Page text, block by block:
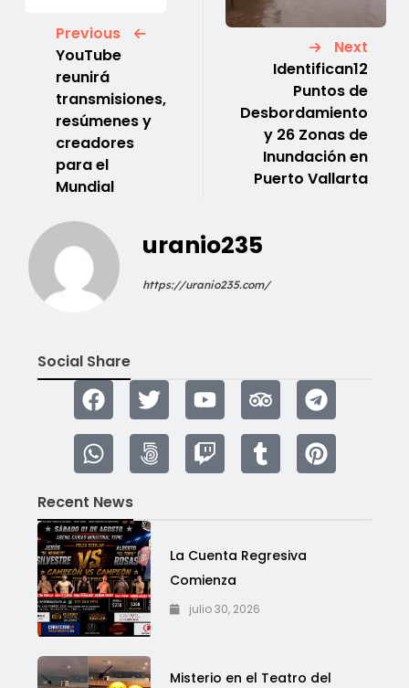
Previous
YouTube
reunirá
transmisiones,
resúmenes y
creadores
para el
Mundial
Next
Identifican12
Puntos de
Desbordamiento
y 26 Zonas de
Inundación en
Puerto Vallarta
uranio235
https://uranio235.com/
Social Share
Recent News
La Cuenta Regresiva
Comienza
julio 30, 2026
Misterio en el Teatro del